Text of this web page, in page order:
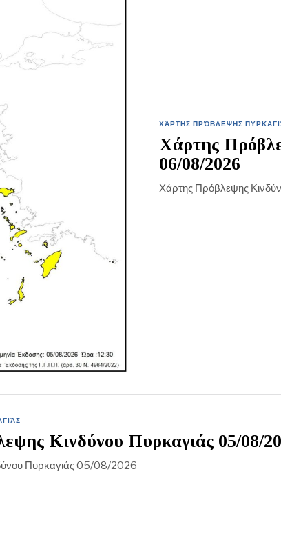
ΧΆΡΤΗΣ ΠΡΌΒΛΕΨΗΣ
Χάρτης
06/08/2026
Χάρτης Πρόβλεψης
Κινδύνου Πυρκαγιάς 05/08/
Πυρκαγιάς 05/08/2026